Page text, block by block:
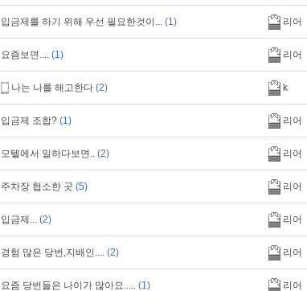
입금제를 하기 위해 우선 필요한것이... (1) 리어
요즘보면.... (1) 리어
나는 나를 해고한다 (2) k
입금제 조합? (1) 리어
모텔에서 일하다보면.. (2) 리어
주차장 협소한 곳 (5) 리어
입금제... (2) 리어
경험 많은 당번,지배인.... (2) 리어
요즘 당번들은 나이가 많아요..... (1) 리어